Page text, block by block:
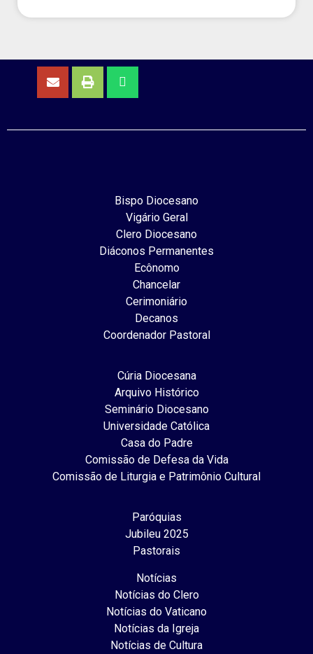
Bispo Diocesano
Vigário Geral
Clero Diocesano
Diáconos Permanentes
Ecônomo
Chancelar
Cerimoniário
Decanos
Coordenador Pastoral
Cúria Diocesana
Arquivo Histórico
Seminário Diocesano
Universidade Católica
Casa do Padre
Comissão de Defesa da Vida
Comissão de Liturgia e Patrimônio Cultural
Paróquias
Jubileu 2025
Pastorais
Notícias
Notícias do Clero
Notícias do Vaticano
Notícias da Igreja
Notícias de Cultura